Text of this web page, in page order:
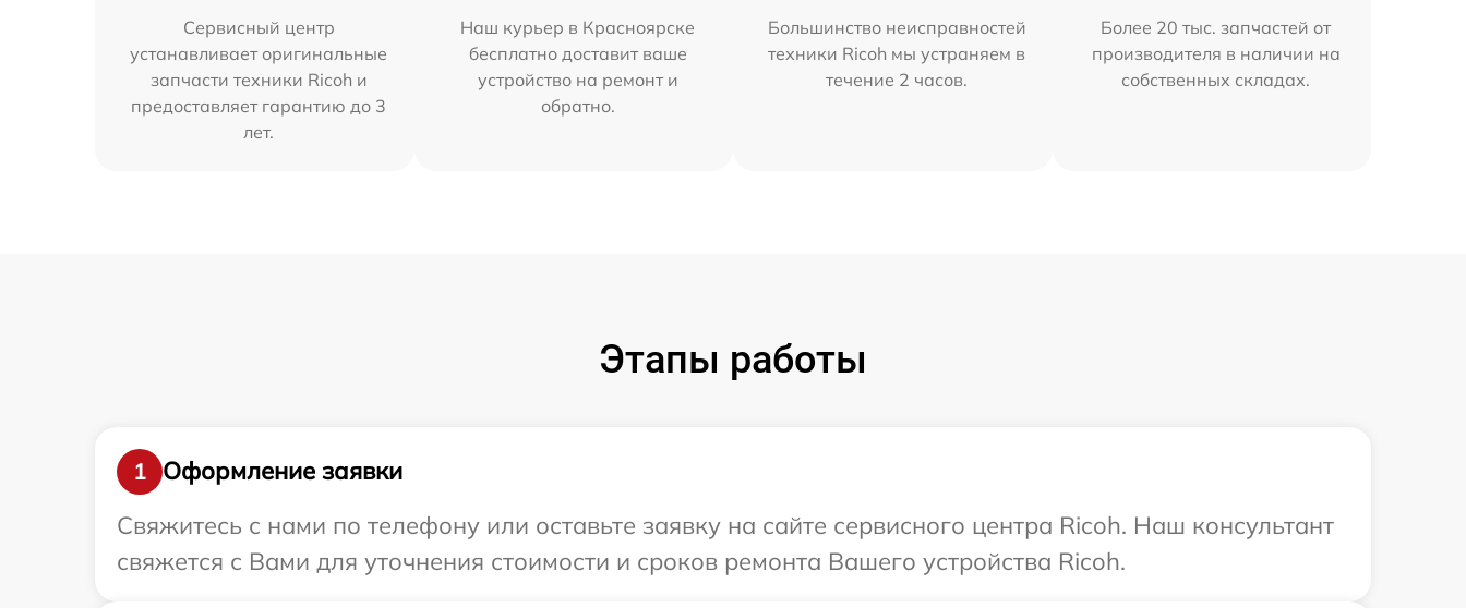
Сервисный центр
устанавливает оригинальные
запчасти техники Ricoh и
предоставляет гарантию до 3
лет.
Наш курьер в Красноярске
бесплатно доставит ваше
устройство на ремонт и
обратно.
Большинство неисправностей
техники Ricoh мы устраняем в
течение 2 часов.
Более 20 тыс. запчастей от
производителя в наличии на
собственных складах.
Этапы работы
1
Оформление заявки
Свяжитесь с нами по телефону или оставьте заявку на сайте сервисного центра Ricoh. Наш консультант
свяжется с Вами для уточнения стоимости и сроков ремонта Вашего устройства Ricoh.